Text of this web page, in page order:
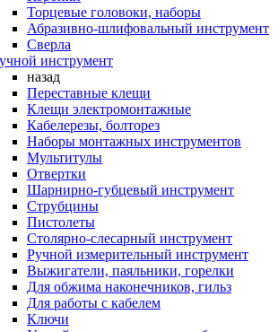
Торцевые головоки, наборы
Абразивно-шлифовальный инструмент
Сверла
инструмент
назад
Переставные клещи
Клещи электромонтажные
Кабелерезы, болторез
Наборы монтажных инструментов
Мультитулы
Отвертки
Шарнирно-губцевый инструмент
Струбцины
Пистолеты
Столярно-слесарный инструмент
Ручной измерительный инструмент
Выжигатели, паяльники, горелки
Для обжима наконечников, гильз
Для работы с кабелем
Ключи